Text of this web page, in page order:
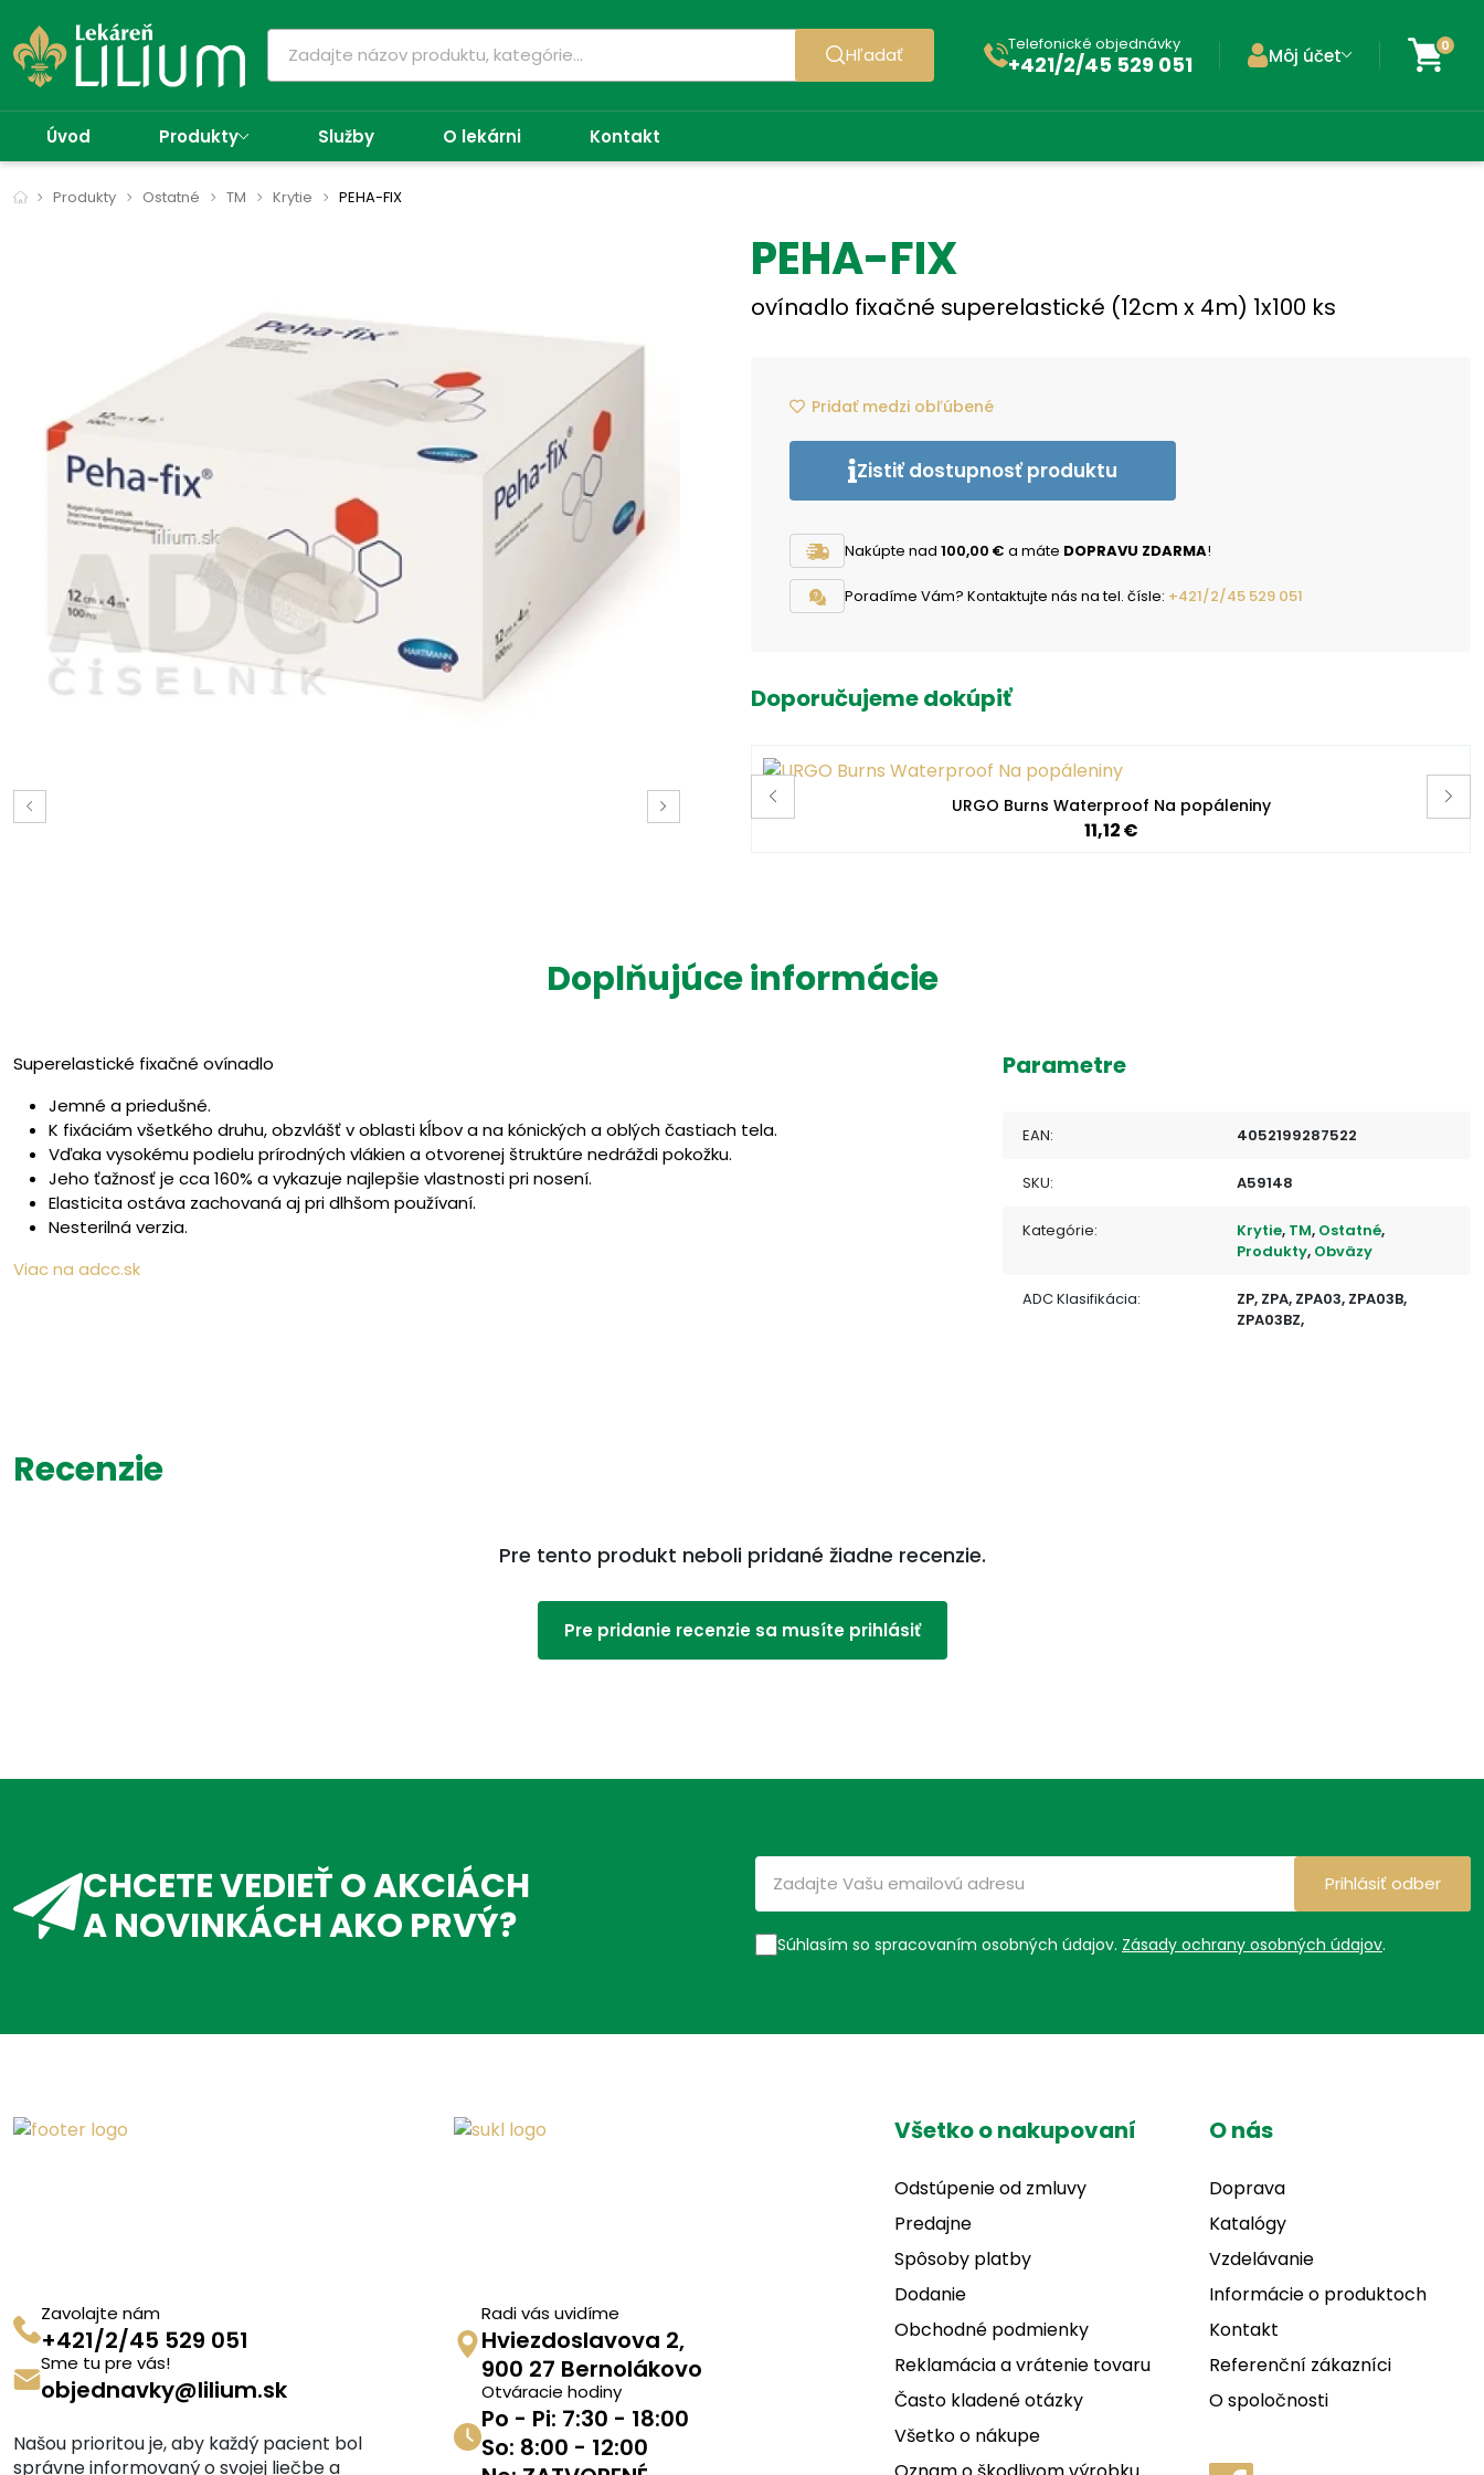
Hľadať Telefonické objednávky
+421/2/45 529 051 Môj účet 0
Úvod Produkty Služby O lekárni Kontakt
Produkty Ostatné TM Krytie PEHA-FIX
PEHA-FIX
ovínadlo fixačné superelastické (12cm x 4m) 1x100 ks
Pridať medzi obľúbené
Zistiť dostupnosť produktu
Nakúpte nad 100,00 € a máte DOPRAVU ZDARMA!
Poradíme Vám? Kontaktujte nás na tel. čísle: +421/2/45 529 051
Doporučujeme dokúpiť
URGO Burns Waterproof Na popáleniny
11,12 €
Doplňujúce informácie
Superelastické fixačné ovínadlo
Jemné a priedušné.
K fixáciám všetkého druhu, obzvlášť v oblasti kĺbov a na kónických a oblých častiach tela.
Vďaka vysokému podielu prírodných vlákien a otvorenej štruktúre nedráždi pokožku.
Jeho ťažnosť je cca 160% a vykazuje najlepšie vlastnosti pri nosení.
Elasticita ostáva zachovaná aj pri dlhšom používaní.
Nesterilná verzia.
Viac na adcc.sk
Parametre
EAN: 4052199287522
SKU: A59148
Kategórie: Krytie, TM, Ostatné,
Produkty, Obväzy
ADC Klasifikácia:
ZP, ZPA, ZPA03, ZPA03B,
ZPA03BZ,
Recenzie
Pre tento produkt neboli pridané žiadne recenzie.
Pre pridanie recenzie sa musíte prihlásiť
CHCETE VEDIEŤ O AKCIÁCH
A NOVINKÁCH AKO PRVÝ?
Súhlasím so spracovaním osobných údajov. Zásady ochrany osobných údajov.
Prihlásiť odber
Zavolajte nám
+421/2/45 529 051
Sme tu pre vás!
objednavky@lilium.sk
Našou prioritou je, aby každý pacient bol
správne informovaný o svojej liečbe a
Radi vás uvidíme
Hviezdoslavova 2,
900 27 Bernolákovo
Otváracie hodiny
Po - Pi: 7:30 - 18:00
So: 8:00 - 12:00
Všetko o nakupovaní
Odstúpenie od zmluvy
Predajne
Spôsoby platby
Dodanie
Obchodné podmienky
Reklamácia a vrátenie tovaru
Často kladené otázky
Všetko o nákupe
O nás
Doprava
Katalógy
Vzdelávanie
Informácie o produktoch
Kontakt
Referenční zákazníci
O spoločnosti